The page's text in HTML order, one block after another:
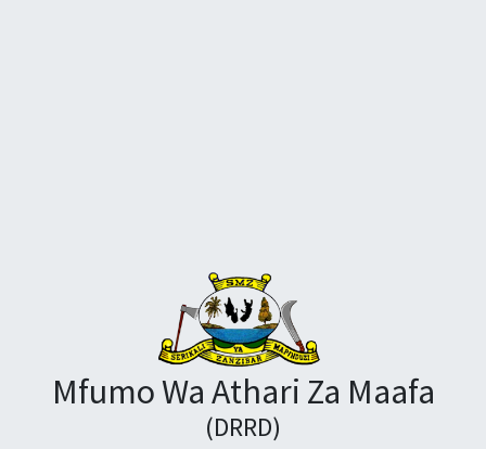
Mfumo Wa Athari Za Maafa
(DRRD)